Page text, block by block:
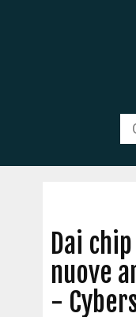
Dai
nuove
-